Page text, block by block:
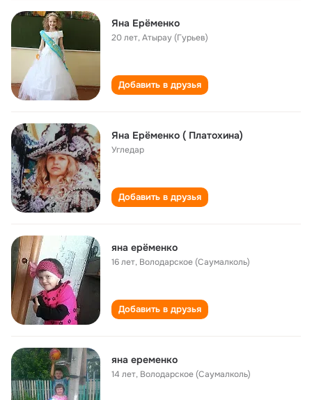
Яна Ерёменко
20 лет,Атырау (Гурьев)
Добавить в друзья
Яна Ерёменко ( Платохина)
Угледар
Добавить в друзья
яна ерёменко
16 лет, Володарское (Саумалколь)
Добавить в друзья
яна еременко
14 лет, Володарское (Саумалколь)